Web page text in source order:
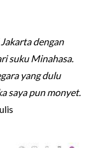
dengan
suku Minahasa.
yang dulu
saya pun monyet.